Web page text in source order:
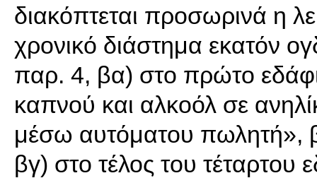
διακόπτεται προσωρινά η
χρονικό διάστημα εκατόν
παρ. 4, βα) στο πρώτο
καπνού και αλκοόλ σε
μέσω αυτόματου πωλητή»,
βγ) στο τέλος του τέταρτου